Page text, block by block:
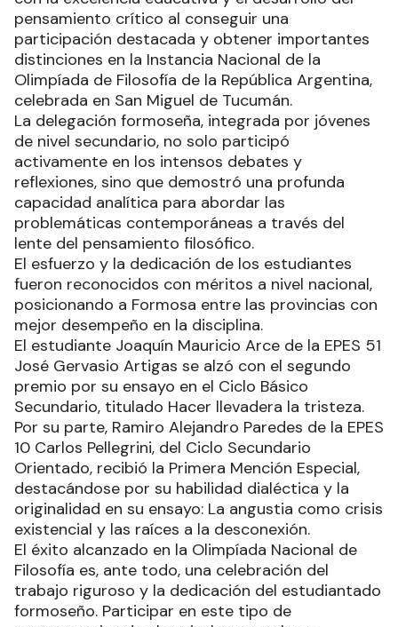
pensamiento crítico al conseguir una
participación destacada y obtener importantes
distinciones en la Instancia Nacional de la
Olimpíada de Filosofía de la República Argentina,
celebrada en San Miguel de Tucumán.
La delegación formoseña, integrada por jóvenes
de nivel secundario, no solo participó
activamente en los intensos debates y
reflexiones, sino que demostró una profunda
capacidad analítica para abordar las
problemáticas contemporáneas a través del
lente del pensamiento filosófico.
El esfuerzo y la dedicación de los estudiantes
fueron reconocidos con méritos a nivel nacional,
posicionando a Formosa entre las provincias con
mejor desempeño en la disciplina.
El estudiante Joaquín Mauricio Arce de la EPES 51
José Gervasio Artigas se alzó con el segundo
premio por su ensayo en el Ciclo Básico
Secundario, titulado Hacer llevadera la tristeza.
Por su parte, Ramiro Alejandro Paredes de la EPES
10 Carlos Pellegrini, del Ciclo Secundario
Orientado, recibió la Primera Mención Especial,
destacándose por su habilidad dialéctica y la
originalidad en su ensayo: La angustia como crisis
existencial y las raíces a la desconexión.
El éxito alcanzado en la Olimpíada Nacional de
Filosofía es, ante todo, una celebración del
trabajo riguroso y la dedicación del estudiantado
formoseño. Participar en este tipo de